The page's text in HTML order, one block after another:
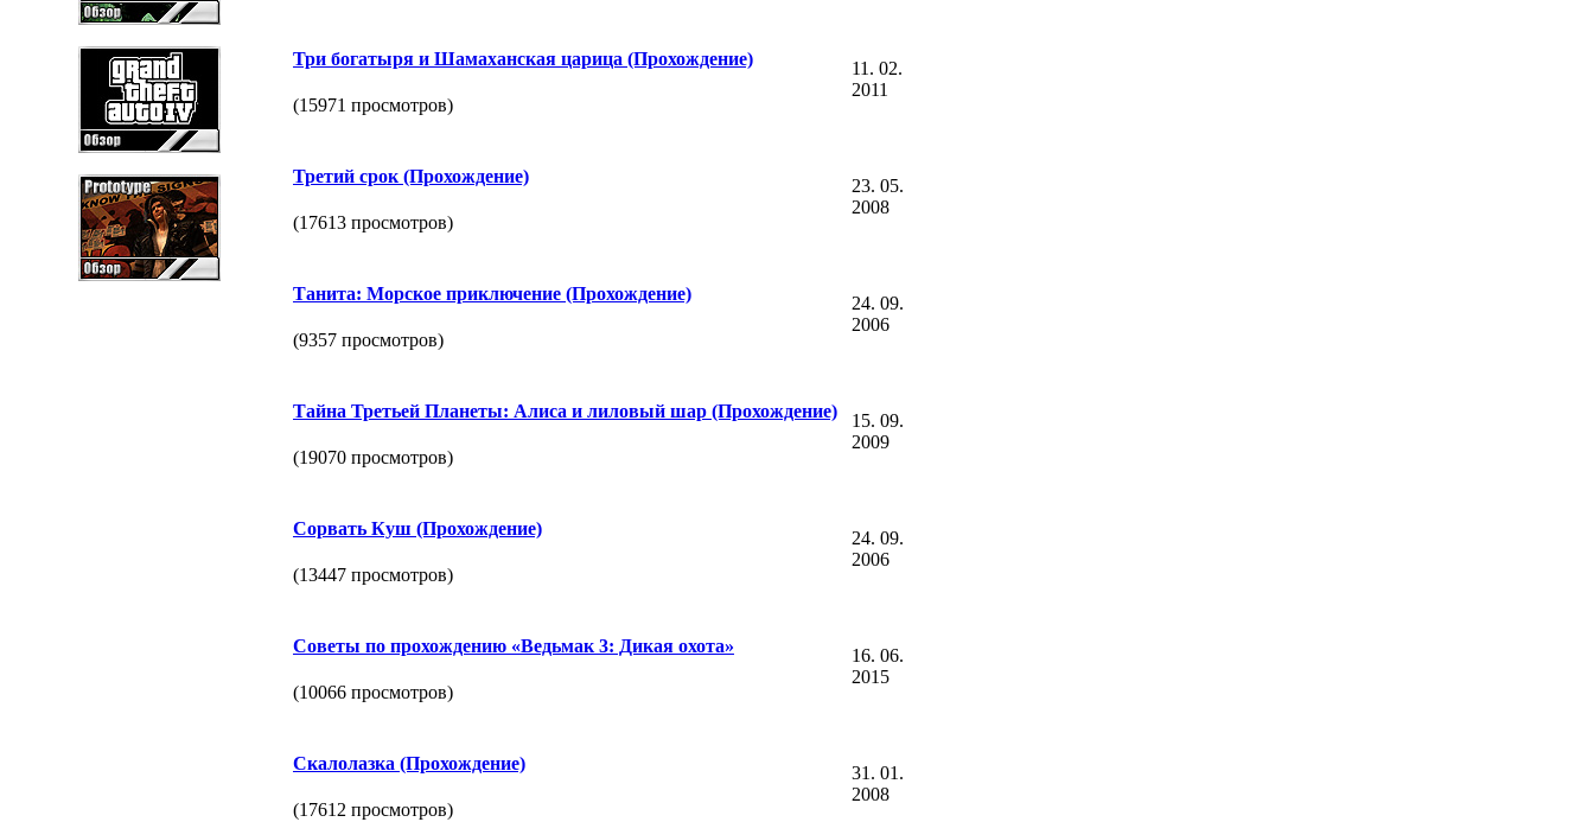
Три богатыря и Шамаханская царица (Прохождение)
(15971 просмотров)
11. 02.
2011
Третий срок (Прохождение)
(17613 просмотров)
23. 05.
2008
Танита: Морское приключение (Прохождение)
(9357 просмотров)
24. 09.
2006
Тайна Третьей Планеты: Алиса и лиловый шар (Прохождение)
(19070 просмотров)
15. 09.
2009
Сорвать Куш (Прохождение)
(13447 просмотров)
24. 09.
2006
Советы по прохождению «Ведьмак 3: Дикая охота»
(10066 просмотров)
16. 06.
2015
Скалолазка (Прохождение)
(17612 просмотров)
31. 01.
2008